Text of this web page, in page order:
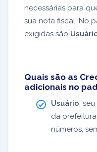
necessárias para
sua nota fiscal. No
exigidas são
Quais são as
adicionais no
Usuário:
da
números,